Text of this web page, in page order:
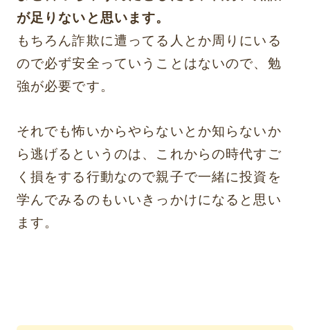
が足りないと思います。
もちろん詐欺に遭ってる人とか周りにいる
ので必ず安全っていうことはないので、勉
強が必要です。
それでも怖いからやらないとか知らないか
ら逃げるというのは、これからの時代すご
く損をする行動なので親子で一緒に投資を
学んでみるのもいいきっかけになると思い
ます。